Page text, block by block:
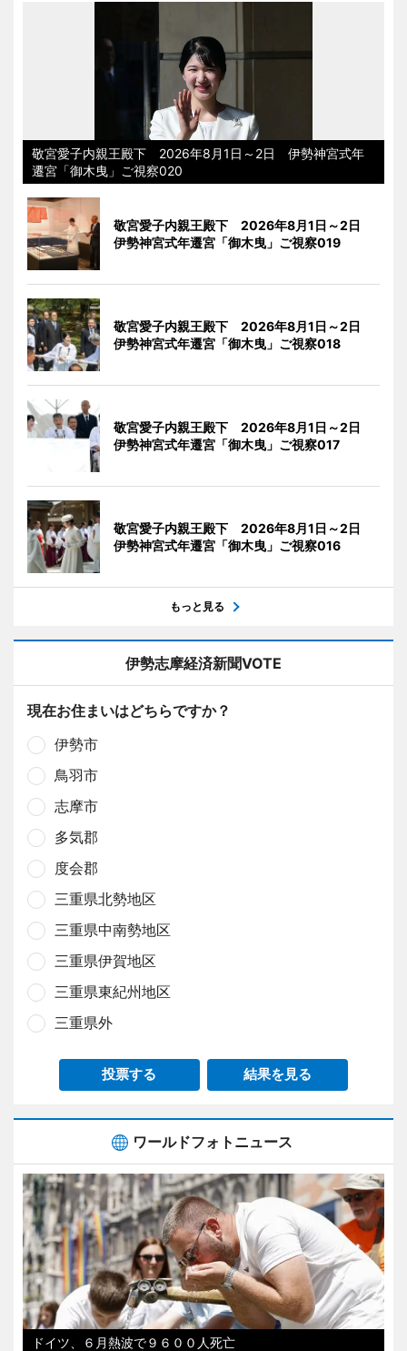
敬宮愛子内親王殿下 2026年8月1日～2日 伊勢神宮式年
遷宮「御木曳」ご視察020
敬宮愛子内親王殿下 2026年8月1日～2日
伊勢神宮式年遷宮「御木曳」ご視察019
敬宮愛子内親王殿下 2026年8月1日～2日
伊勢神宮式年遷宮「御木曳」ご視察018
敬宮愛子内親王殿下 2026年8月1日～2日
伊勢神宮式年遷宮「御木曳」ご視察017
敬宮愛子内親王殿下 2026年8月1日～2日
伊勢神宮式年遷宮「御木曳」ご視察016
もっと見る
伊勢志摩経済新聞VOTE
現在お住まいはどちらですか？
伊勢市
鳥羽市
志摩市
多気郡
度会郡
三重県北勢地区
三重県中南勢地区
三重県伊賀地区
三重県東紀州地区
三重県外
投票する 結果を見る
ワールドフォトニュース
ドイツ、６月熱波で９６００人死亡